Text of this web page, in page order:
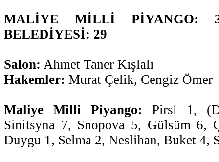
MALİYE MİLLİ PİYANGO:
BELEDİYESİ: 29
Salon: Ahmet Taner Kışlalı
Hakemler: Murat Çelik, Cengiz Ömer
Maliye Milli Piyango: Pirsl 1,
Sinitsyna 7, Snopova 5, Gülsüm 6,
Duygu 1, Selma 2, Neslihan, Buket 4,